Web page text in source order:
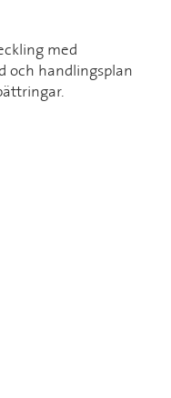
med
och handlingsplan